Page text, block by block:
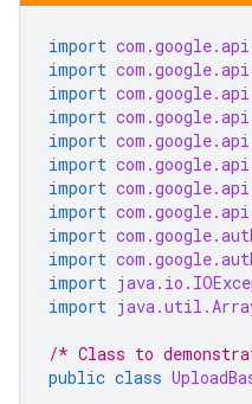
import
import
import
import
import
import
import
import
import
import
import
import
/* Class to
public class